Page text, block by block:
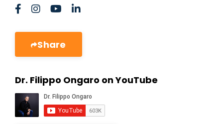
Share
Dr. Filippo Ongaro on YouTube